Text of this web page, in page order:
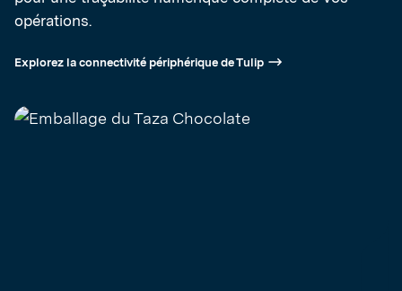
opérations.
Explorez la connectivité périphérique de Tulip